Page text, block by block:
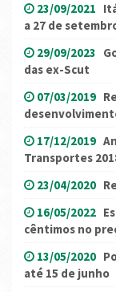
23/09/2021
a 27 de
29/09/2023
das ex-Scut
07/03/2019
17/12/2019
Transportes
23/04/2020
16/05/2022
cêntimos no
13/05/2020
até 15 de junho